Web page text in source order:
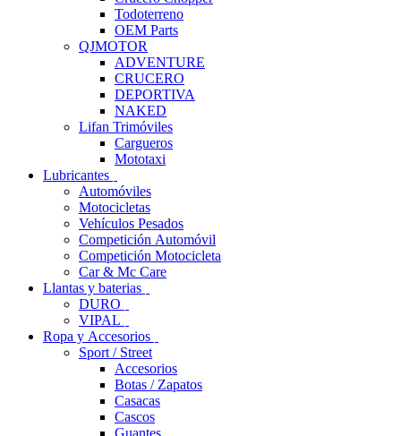
Todoterreno
OEM Parts
QJMOTOR
ADVENTURE
CRUCERO
DEPORTIVA
NAKED
Lifan Trimóviles
Cargueros
Mototaxi
Lubricantes
Automóviles
Motocicletas
Vehículos Pesados
Competición Automóvil
Competición Motocicleta
Car & Mc Care
Llantas y baterias
DURO
VIPAL
Ropa y Accesorios
Sport / Street
Accesorios
Botas / Zapatos
Casacas
Cascos
Guantes